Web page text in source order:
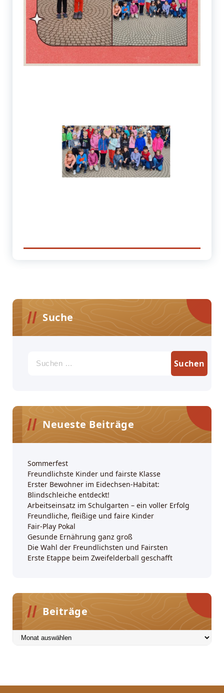
Suche
nach:
Neueste Beiträge
Sommerfest
Freundlichste Kinder und fairste Klasse
Erster Bewohner im Eidechsen-Habitat:
Blindschleiche entdeckt!
Arbeitseinsatz im Schulgarten – ein voller Erfolg
Freundliche, fleißige und faire Kinder
Fair-Play Pokal
Gesunde Ernährung ganz groß
Die Wahl der Freundlichsten und Fairsten
Erste Etappe beim Zweifelderball geschafft
Beiträge
Beiträge